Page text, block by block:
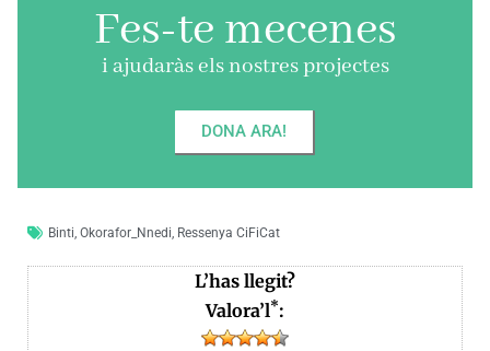
Fes-te mecenes
i ajudaràs els nostres projectes
DONA ARA!
Binti, Okorafor_Nnedi, Ressenya CiFiCat
L’has llegit?
Valora’l*: